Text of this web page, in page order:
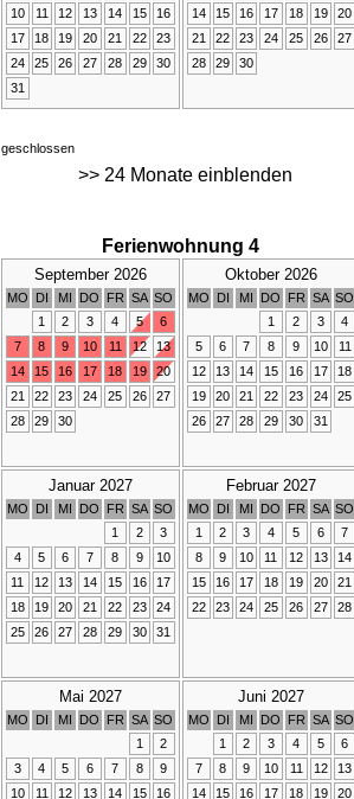
10
11 12 13 14 15
16
17
18 19 20 21 22
23
24
25 26 27 28 29
30
31
14
15 16 17 18 19
20
21
22 23 24 25 26
27
28
29 30
geschlossen
>> 24 Monate einblenden
Ferienwohnung 4
September 2026
MO DI MI DO FR SA SO
1
2 3 4 5
6
7
8 9 10 11 12
13
14
15 16 17 18 19
20
21
22 23 24 25 26
27
28
29 30
Oktober 2026
MO DI MI DO FR SA SO
1
2 3
4
5
6 7 8 9 10
11
12
13 14 15 16 17
18
19
20 21 22 23 24
25
26
27 28 29 30 31
Januar 2027
MO DI MI DO FR SA SO
1
2
3
4
5 6 7 8 9
10
11
12 13 14 15 16
17
18
19 20 21 22 23
24
25
26 27 28 29 30 31
Februar 2027
MO DI MI DO FR SA SO
1
2 3 4 5 6
7
8
9 10 11 12 13
14
15
16 17 18 19 20
21
22
23 24 25 26 27 28
Mai 2027
MO DI MI DO FR SA SO
1
2
3
4 5 6 7 8
9
10
11 12 13 14 15 16
Juni 2027
MO DI MI DO FR SA SO
1
2 3 4 5
6
7
8 9 10 11 12
13
14
15 16 17 18 19 20